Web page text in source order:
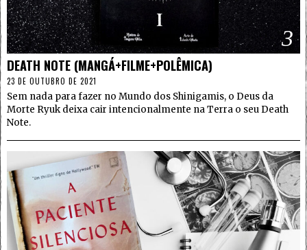
3
DEATH NOTE (MANGÁ+FILME+POLÊMICA)
23 DE OUTUBRO DE 2021
Sem nada para fazer no Mundo dos Shinigamis, o Deus da
Morte Ryuk deixa cair intencionalmente na Terra o seu Death
Note.